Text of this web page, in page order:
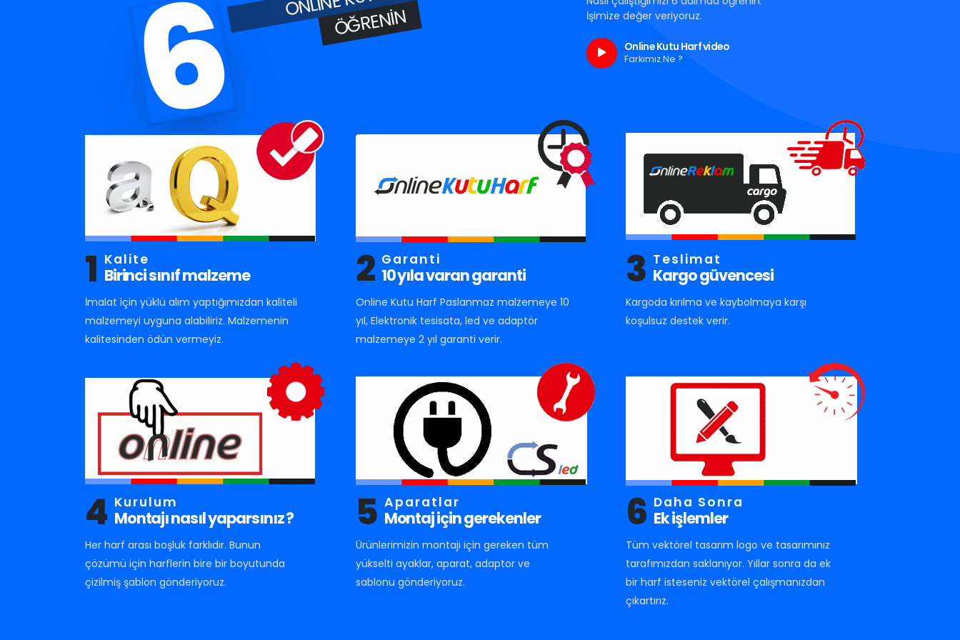
6 ÖĞRENIN
İşimize değer veriyoruz.
Online Kutu Harf video
Farkımız Ne ?
1 Kalite
Birinci sınıf malzeme
İmalat için yüklü alım yaptığımızdan kaliteli
malzemeyi uyguna alabiliriz. Malzemenin
kalitesinden ödün vermeyiz.
2 Garanti
10 yıla varan garanti
Online Kutu Harf Paslanmaz malzemeye 10
yıl, Elektronik tesisata, led ve adaptör
malzemeye 2 yıl garanti verir.
3 Teslimat
Kargo güvencesi
Kargoda kırılma ve kaybolmaya karşı
koşulsuz destek verir.
4 Kurulum
Montajı nasıl yaparsınız ?
Her harf arası boşluk farklıdır. Bunun
çözümü için harflerin bire bir boyutunda
çizilmiş şablon gönderiyoruz.
5 Aparatlar
Montaj için gerekenler
Ürünlerimizin montajı için gereken tüm
yükselti ayaklar, aparat, adaptor ve
sablonu gönderiyoruz.
6 Daha Sonra
Ek işlemler
Tüm vektörel tasarım logo ve tasarımınız
tarafımızdan saklanıyor. Yıllar sonra da ek
bir harf isteseniz vektörel çalışmanızdan
çıkartırız.